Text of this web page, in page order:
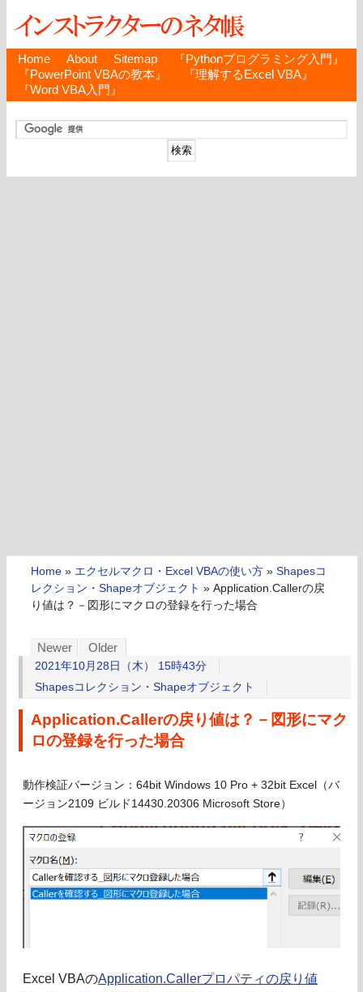
Home About Sitemap
『Pythonプログラミング入門』
『PowerPoint VBAの教本』
『理解するExcel VBA』
『Word VBA入門』
Home » エクセルマクロ・Excel VBAの使い方 » Shapesコ
レクション・Shapeオブジェクト » Application.Callerの戻
り値は？－図形にマクロの登録を行った場合
Newer Older
2021年10月28日（木） 15時43分
Shapesコレクション・Shapeオブジェクト
Application.Callerの戻り値は？－図形にマク
ロの登録を行った場合
動作検証バージョン：64bit Windows 10 Pro + 32bit Excel（バ
ージョン2109 ビルド14430.20306 Microsoft Store）
Excel VBAのApplication.Callerプロパティの戻り値